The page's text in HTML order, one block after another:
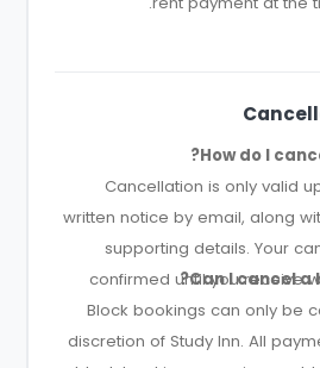
How do I
Cancellation is only valid
written notice by email, along
supporting details. Your
confirmed until you receive
Can I cancel a
Block bookings can only be
discretion of Study Inn. All